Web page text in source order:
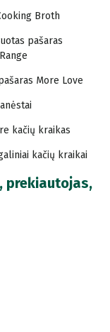
Broth
pašaras
More Love
kačių kraikas
kačių kraikai
prekiautojas,